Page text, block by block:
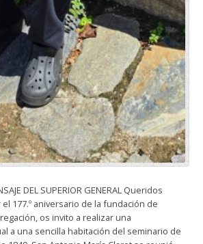
DEL SUPERIOR GENERAL Queridos
177.º aniversario de la fundación de
os invito a realizar una
a una sencilla habitación del seminario de